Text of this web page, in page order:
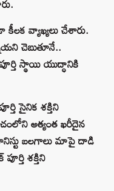
వ్యాఖ్యలు చేశారు.
చెబుతూనే..
స్థాయి యుద్ధానికి
సైనిక శక్తిని
అత్యంత ఖరీదైన
బలగాలు మాపై దాడి
శక్తిని